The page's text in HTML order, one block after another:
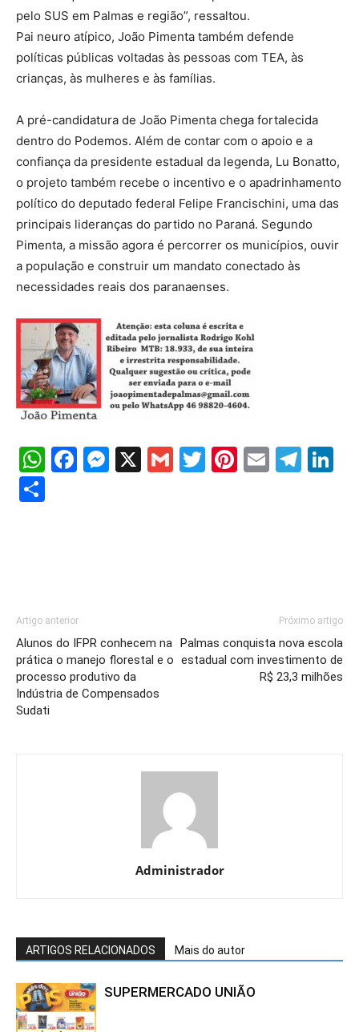
pelo SUS em Palmas e região”, ressaltou.
Pai neuro atípico, João Pimenta também defende
políticas públicas voltadas às pessoas com TEA, às
crianças, às mulheres e às famílias.
A pré-candidatura de João Pimenta chega fortalecida
dentro do Podemos. Além de contar com o apoio e a
confiança da presidente estadual da legenda, Lu Bonatto,
o projeto também recebe o incentivo e o apadrinhamento
político do deputado federal Felipe Francischini, uma das
principais lideranças do partido no Paraná. Segundo
Pimenta, a missão agora é percorrer os municípios, ouvir
a população e construir um mandato conectado às
necessidades reais dos paranaenses.
WhatsApp
Facebook
Messenger
X GmailTwitter
Pinterest
Email
Artigo anterior
Alunos do IFPR conhecem na
prática o manejo florestal e o
processo produtivo da
Indústria de Compensados
Sudati
Próximo artigo
Palmas conquista nova escola
estadual com investimento de
R$ 23,3 milhões
Administrador
ARTIGOS RELACIONADOS Mais do autor
SUPERMERCADO UNIÃO